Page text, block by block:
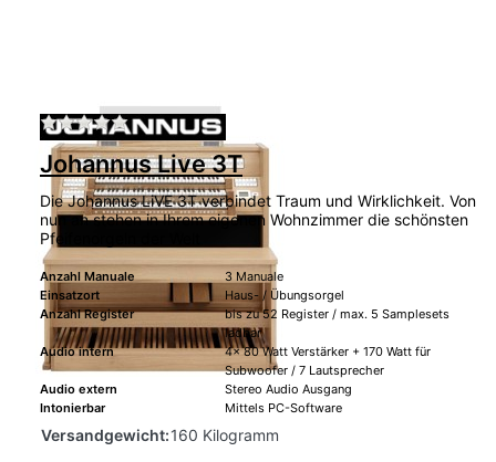
Zu diesem Produkt liegen noch keine
Johannus Live 3T
Die Johannus LiVE 3T verbindet Traum und Wirklichkeit. Von
nun an stehen in Ihrem eigenen Wohnzimmer die schönsten
Pfeifenorgeln der Welt
Anzahl Manuale
3 Manuale
Einsatzort
Haus- / Übungsorgel
Anzahl Register
bis zu 52 Register / max. 5 Samplesets
ladbar
Audio intern
4x 80 Watt Verstärker + 170 Watt für
Subwoofer / 7 Lautsprecher
Audio extern
Stereo Audio Ausgang
Intonierbar
Mittels PC-Software
Versandgewicht:160 Kilogramm